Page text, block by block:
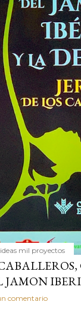
de La Bañeza en
y 100%
frutos se...
mil proyectos
comentario